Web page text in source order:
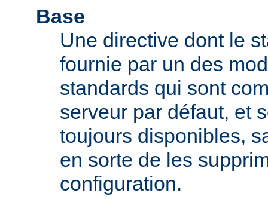
Base
Une directive dont le
fournie par un des
standards qui sont
serveur par défaut, et
toujours disponibles,
en sorte de les
configuration.